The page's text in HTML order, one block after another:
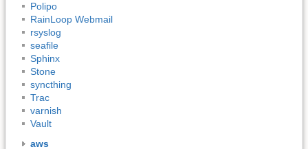
Polipo
RainLoop Webmail
rsyslog
seafile
Sphinx
Stone
syncthing
Trac
varnish
Vault
aws